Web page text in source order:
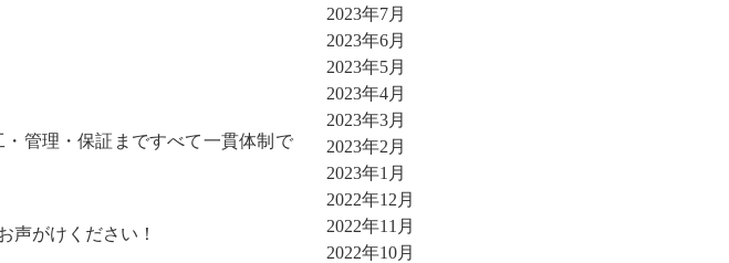
管理・保証まですべて一貫体制で
声がけください！
2023年7月
2023年6月
2023年5月
2023年4月
2023年3月
2023年2月
2023年1月
2022年12月
2022年11月
2022年10月